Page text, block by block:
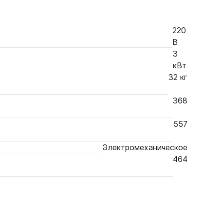
220
В
3
кВт
32 кг
368
557
Электромеханическое
464